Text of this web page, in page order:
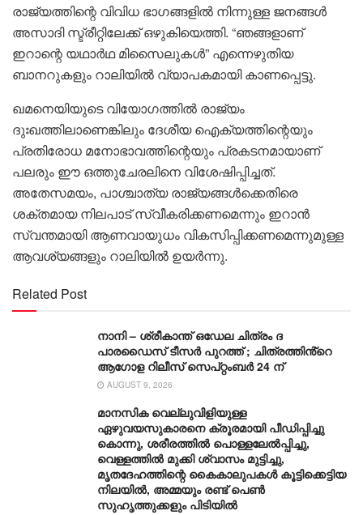
രാജ്യത്തിന്റെ വിവിധ ഭാഗങ്ങളിൽ നിന്നുള്ള ജനങ്ങൾ
അസാദി സ്ട്രീറ്റിലേക്ക് ഒഴുകിയെത്തി. “ഞങ്ങളാണ്
ഇറാന്റെ യഥാർഥ മിസൈലുകൾ” എന്നെഴുതിയ
ബാനറുകളും റാലിയിൽ വ്യാപകമായി കാണപ്പെട്ടു.
ഖമനെയിയുടെ വിയോഗത്തിൽ രാജ്യം
ദുഃഖത്തിലാണെങ്കിലും ദേശീയ ഐക്യത്തിന്റെയും
പ്രതിരോധ മനോഭാവത്തിന്റെയും പ്രകടനമായാണ്
പലരും ഈ ഒത്തുചേരലിനെ വിശേഷിപ്പിച്ചത്.
അതേസമയം, പാശ്ചാത്യ രാജ്യങ്ങൾക്കെതിരെ
ശക്തമായ നിലപാട് സ്വീകരിക്കണമെന്നും ഇറാൻ
സ്വന്തമായി ആണവായുധം വികസിപ്പിക്കണമെന്നുമുള്ള
ആവശ്യങ്ങളും റാലിയിൽ ഉയർന്നു.
Related Post
നാനി – ശ്രീകാന്ത് ഒഡേല ചിത്രം ദ
പാരഡൈസ് ടീസർ പുറത്ത് ; ചിത്രത്തിൻ്റെ
ആഗോള റിലീസ് സെപ്റ്റംബർ 24 ന്
AUGUST 9, 2026
മാനസിക വെല്ലുവിളിയുള്ള
ഏഴുവയസുകാരനെ ക്രൂരമായി പീഡിപ്പിച്ചു
കൊന്നു, ശരീരത്തില്‍ പൊള്ളലേല്‍പ്പിച്ചു,
വെള്ളത്തില്‍ മുക്കി ശ്വാസം മുട്ടിച്ചു,
മൃതദേഹത്തിന്റെ കൈകാലുപകള്‍ കൂട്ടിക്കെട്ടിയ
നിലയില്‍, അമ്മയും രണ്ട് പെണ്‍
സുഹൃത്തുക്കളും പിടിയില്‍